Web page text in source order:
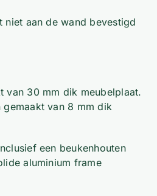
niet aan de wand bevestigd
van 30 mm dik meubelplaat.
gemaakt van 8 mm dik
een beukenhouten
aluminium frame